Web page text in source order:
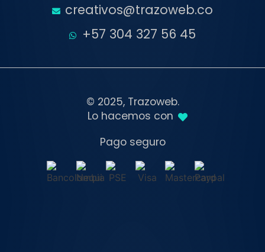
creativos@trazoweb.co
+57 304 327 56 45
© 2025, Trazoweb.
Lo hacemos con
Pago seguro